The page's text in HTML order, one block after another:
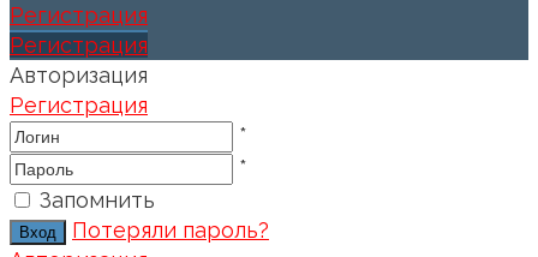
Регистрация
Регистрация
Авторизация
Регистрация
*
*
Запомнить
Потеряли пароль?